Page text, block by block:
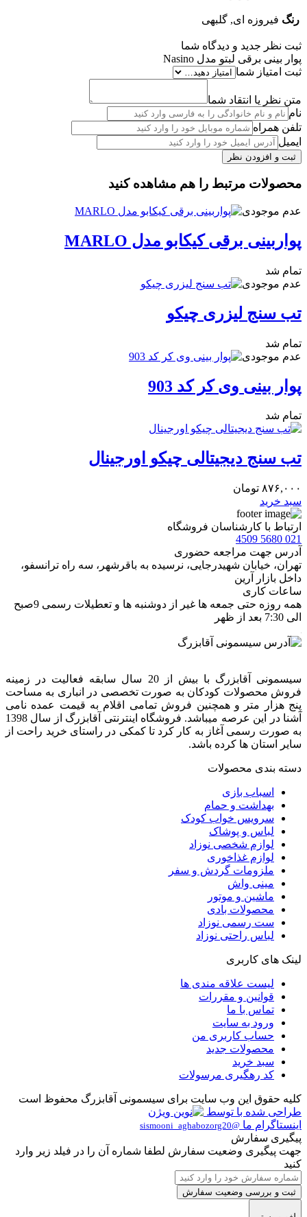
رنگ فیروزه ای, گلبهی
ثبت نظر جدید و دیدگاه شما
پوار بینی برقی لبتو مدل Nasino
ثبت امتیاز شما
متن نظر یا انتقاد شما
نام
تلفن همراه
ایمیل
محصولات مرتبط را هم مشاهده کنید
عدم موجودی
پواربینی برقی کیکابو مدل MARLO
تمام شد
عدم موجودی
تب سنج لیزری چیكو
تمام شد
عدم موجودی
پوار بینی وی کر کد 903
تمام شد
تب سنج دیجیتالی چیکو اورجینال
۸۷۶,۰۰۰ تومان
سبد خرید
ارتباط با کارشناسان فروشگاه
021 5680 4509
آدرس جهت مراجعه حضوری
تهران، خيابان شهيدرجايى، نرسیده به باقرشهر، سه راه ترانسفو،
داخل بازار آرین
ساعات کاری
همه روزه حتی جمعه ها غیر از دوشنبه ها و تعطیلات رسمی 9صبح
الی 7:30 بعد از ظهر
سیسمونی آقابزرگ با بیش از 20 سال سابقه فعالیت در زمینه
فروش محصولات کودکان به صورت تخصصی در انباری به مساحت
پنج هزار متر و همچنین فروش تمامی اقلام به قیمت عمده نامی
آشنا در این عرصه میباشد. فروشگاه اینترنتی آقابزرگ از سال 1398
به صورت رسمی آغاز به کار کرد تا کمکی در راستای خرید راحت از
سایر استان ها کرده باشد.
دسته بندی محصولات
اسباب بازی
بهداشت و حمام
سرویس خواب کودک
لباس و پوشاک
لوازم شخصی نوزاد
لوازم غذاخوری
ملزومات گردش و سفر
مینی واش
ماشین و موتور
محصولات بادی
ست رسمی نوزاد
لباس راحتی نوزاد
لینک های کاربری
لیست علاقه مندی ها
قوانین و مقررات
تماس با ما
ورود به سایت
حساب کاربری من
محصولات جدید
سبد خرید
کد رهگیری مرسولات
کلیه حقوق این وب سایت برای سیسمونی آقابزرگ محفوظ است
طراحی شده با توسط
اینستاگرام ما @sismooni_aghabozorg20
پیگیری سفارش
جهت پیگیری وضعیت سفارش لطفا شماره آن را در فیلد زیر وارد
کنید
ثبت و بررسی وضعیت سفارش